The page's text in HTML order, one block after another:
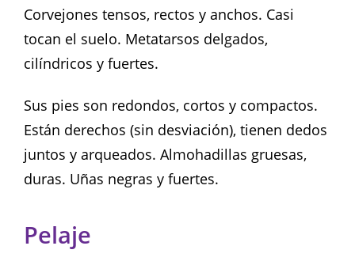
Corvejones tensos, rectos y anchos. Casi
tocan el suelo. Metatarsos delgados,
cilíndricos y fuertes.
Sus pies son redondos, cortos y compactos.
Están derechos (sin desviación), tienen dedos
juntos y arqueados. Almohadillas gruesas,
duras. Uñas negras y fuertes.
Pelaje